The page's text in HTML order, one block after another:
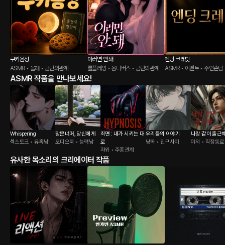
쿠키음성
ASMR • 몰래 • 금단의관계
이러면 안 돼
롤플레잉 • 옴니버스 • 금단의관계
엔딩 크레딧
ASMR • 이벤트 • 주인손님
ASMR 작품을 만나보세요!
Whispering
섹스토크 • 유혹남
창문너머, 당신에게
오디오북 • 능력남
최면 : 내가 시키는 대
로
자위 • 주종관계
우리들의 이야기
낭독 • 친구사이
나랑 같이 출근
야외 • 직장동료
유사한 목소리의 크리에이터 작품